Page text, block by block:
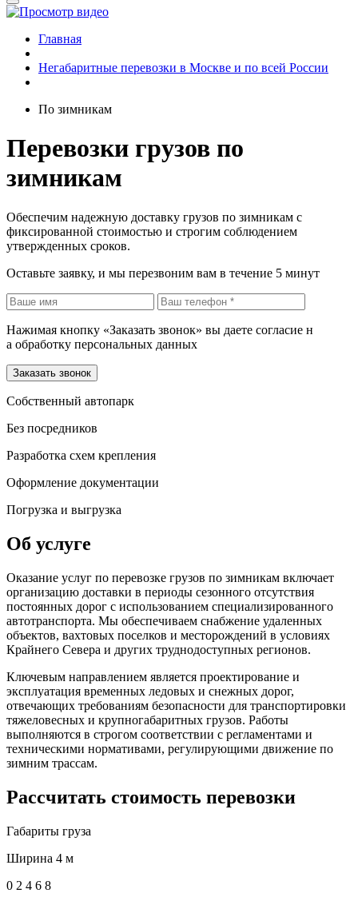
Главная
Негабаритные перевозки в Москве и по всей России
По зимникам
Перевозки грузов по
зимникам
Обеспечим надежную доставку грузов по зимникам с
фиксированной стоимостью и строгим соблюдением
утвержденных сроков.
Оставьте заявку, и мы перезвоним вам в течение 5 минут
Нажимая кнопку «Заказать звонок» вы даете согласие н
а обработку персональных данных
Заказать звонок
Собственный автопарк
Без посредников
Разработка схем крепления
Оформление документации
Погрузка и выгрузка
Об услуге
Оказание услуг по перевозке грузов по зимникам включает
организацию доставки в периоды сезонного отсутствия
постоянных дорог с использованием специализированного
автотранспорта. Мы обеспечиваем снабжение удаленных
объектов, вахтовых поселков и месторождений в условиях
Крайнего Севера и других труднодоступных регионов.
Ключевым направлением является проектирование и
эксплуатация временных ледовых и снежных дорог,
отвечающих требованиям безопасности для транспортировки
тяжеловесных и крупногабаритных грузов. Работы
выполняются в строгом соответствии с регламентами и
техническими нормативами, регулирующими движение по
зимним трассам.
Рассчитать стоимость перевозки
Габариты груза
Ширина 4 м
0 2 4 6 8